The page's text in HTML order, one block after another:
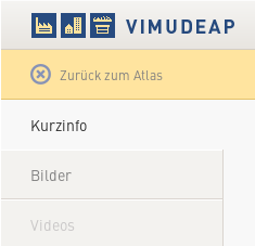
Zurück zum Atlas
Kurzinfo
Bilder
Videos